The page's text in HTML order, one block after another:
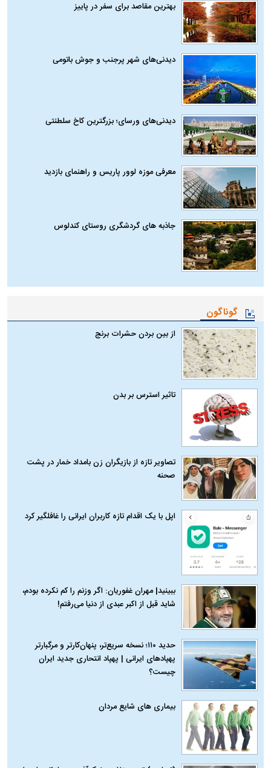
بهترین مقاصد برای سفر در پاییز
دیدنی‌های شهر پرجنب و جوش باتومی
دیدنی‌های ورسای؛ بزرگترین کاخ سلطنتی
معرفی موزه لوور پاریس و راهنمای بازدید
جاذبه های گردشگری روستای کندلوس
گوناگون
از بین بردن حشرات برنج
تاثیر استرس بر بدن
تصاویر تازه از بازیگران زن بامداد خمار در پشت
صحنه
اپل با یک اقدام تازه کاربران ایرانی را غافلگیر کرد
ببینید| مهران غفوریان: اگر وزنم را کم نکرده بودم،
شاید قبل از اکبر عبدی از دنیا می‌رفتم!
حدید ۱۱۰؛ نسخه سریع‌تر، پنهان‌کارتر و مرگبارتر
پهپادهای ایرانی | پهپاد انتحاری جدید ایران
چیست؟
بیماری‌ های شایع مردان